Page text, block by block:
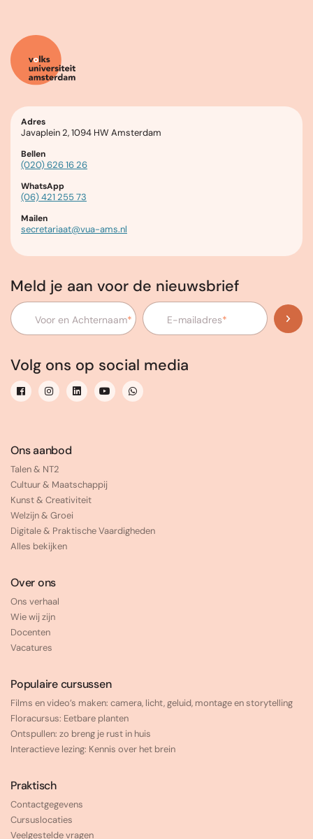
Adres
Javaplein 2, 1094 HW Amsterdam
Bellen
(020) 626 16 26
WhatsApp
(06) 421 255 73
Mailen
secretariaat@vua-ams.nl
Meld je aan voor de nieuwsbrief
Voor en Achternaam* E-mailadres*
Volg ons op social media
Ons aanbod
Talen & NT2
Cultuur & Maatschappij
Kunst & Creativiteit
Welzijn & Groei
Digitale & Praktische Vaardigheden
Alles bekijken
Over ons
Ons verhaal
Wie wij zijn
Docenten
Vacatures
Populaire cursussen
Films en video’s maken: camera, licht, geluid, montage en storytelling
Floracursus: Eetbare planten
Ontspullen: zo breng je rust in huis
Interactieve lezing: Kennis over het brein
Praktisch
Contactgegevens
Cursuslocaties
Veelgestelde vragen